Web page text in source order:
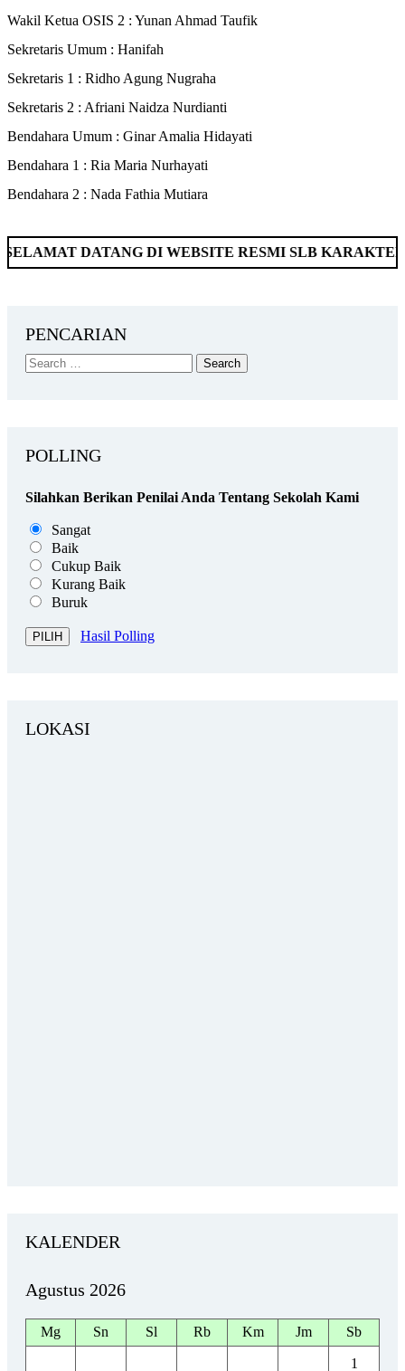
Wakil Ketua OSIS 2 : Yunan Ahmad Taufik
Sekretaris Umum : Hanifah
Sekretaris 1 : Ridho Agung Nugraha
Sekretaris 2 : Afriani Naidza Nurdianti
Bendahara Umum : Ginar Amalia Hidayati
Bendahara 1 : Ria Maria Nurhayati
Bendahara 2 : Nada Fathia Mutiara
DATANG DI WEBSITE RESMI SLB KARAKTER
PENCARIAN
POLLING
Silahkan Berikan Penilai Anda Tentang Sekolah Kami
Sangat
Baik
Cukup Baik
Kurang Baik
Buruk
Hasil Polling
LOKASI
KALENDER
Agustus 2026
Mg Sn Sl Rb Km Jm Sb
1